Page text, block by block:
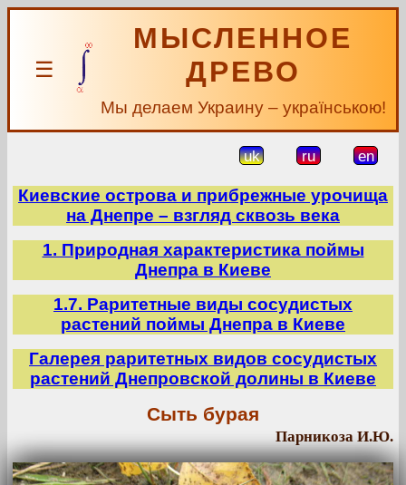
☰
МЫСЛЕННОЕ
ДРЕВО
Мы делаем Украину – українською!
uk ru en
Киевские острова и прибрежные урочища
на Днепре – взгляд сквозь века
1. Природная характеристика поймы
Днепра в Киеве
1.7. Раритетные виды сосудистых
растений поймы Днепра в Киеве
Галерея раритетных видов сосудистых
растений Днепровской долины в Киеве
Сыть бурая
Парникоза И.Ю.